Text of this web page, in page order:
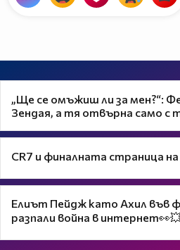
„Ще се омъжиш ли за мен?“:
Зендая, а тя отвърна само с
CR7 и финалната страница на
Елиът Пейдж като Ахил във
разпали война в